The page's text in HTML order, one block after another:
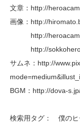
文章：http://
画像：http://
http://
http://
サムネ：http://
BGM：http://dova-
検索用タグ： 僕の